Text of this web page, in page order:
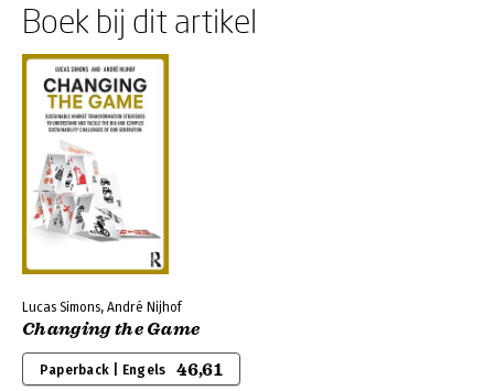
Boek bij dit artikel
Lucas Simons, André Nijhof
Changing the Game
Paperback | Engels 46,61